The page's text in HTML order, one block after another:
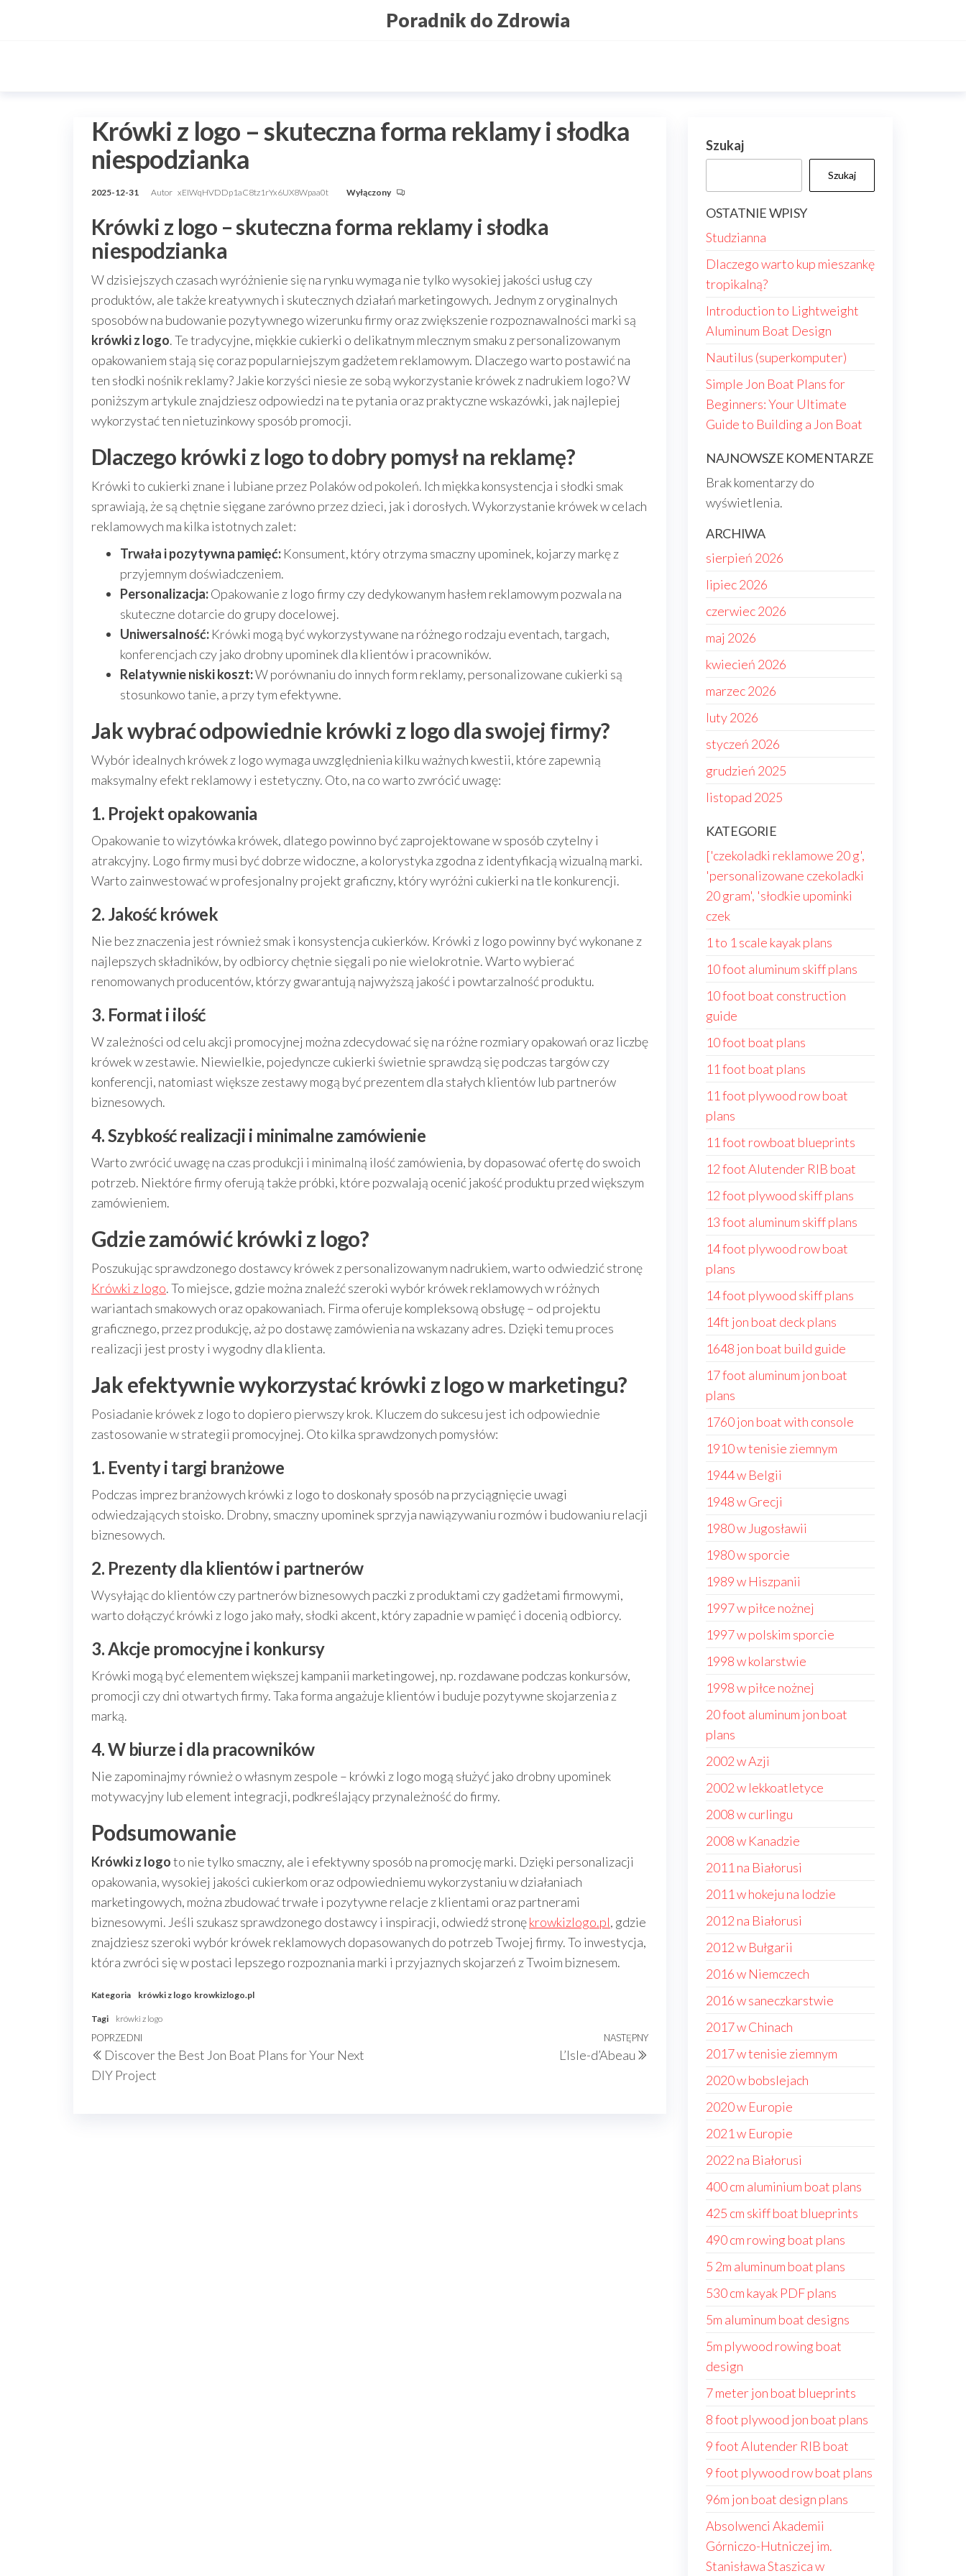
Poradnik do Zdrowia
Krówki z logo – skuteczna forma reklamy i słodka
niespodzianka
2025-12-31 Autor xEIWqHVDDp1aC8tz1rYx6UX8Wpaa0t Wyłączony
Krówki z logo – skuteczna forma reklamy i słodka
niespodzianka
W dzisiejszych czasach wyróżnienie się na rynku wymaga nie tylko wysokiej jakości usług czy
produktów, ale także kreatywnych i skutecznych działań marketingowych. Jednym z oryginalnych
sposobów na budowanie pozytywnego wizerunku firmy oraz zwiększenie rozpoznawalności marki są
krówki z logo. Te tradycyjne, miękkie cukierki o delikatnym mlecznym smaku z personalizowanym
opakowaniem stają się coraz popularniejszym gadżetem reklamowym. Dlaczego warto postawić na
ten słodki nośnik reklamy? Jakie korzyści niesie ze sobą wykorzystanie krówek z nadrukiem logo? W
poniższym artykule znajdziesz odpowiedzi na te pytania oraz praktyczne wskazówki, jak najlepiej
wykorzystać ten nietuzinkowy sposób promocji.
Dlaczego krówki z logo to dobry pomysł na reklamę?
Krówki to cukierki znane i lubiane przez Polaków od pokoleń. Ich miękka konsystencja i słodki smak
sprawiają, że są chętnie sięgane zarówno przez dzieci, jak i dorosłych. Wykorzystanie krówek w celach
reklamowych ma kilka istotnych zalet:
Trwała i pozytywna pamięć: Konsument, który otrzyma smaczny upominek, kojarzy markę z
przyjemnym doświadczeniem.
Personalizacja:Opakowanie z logo firmy czy dedykowanym hasłem reklamowym pozwala na
skuteczne dotarcie do grupy docelowej.
Uniwersalność: Krówki mogą być wykorzystywane na różnego rodzaju eventach, targach,
konferencjach czy jako drobny upominek dla klientów i pracowników.
Relatywnie niski koszt:W porównaniu do innych form reklamy, personalizowane cukierki są
stosunkowo tanie, a przy tym efektywne.
Jak wybrać odpowiednie krówki z logo dla swojej firmy?
Wybór idealnych krówek z logo wymaga uwzględnienia kilku ważnych kwestii, które zapewnią
maksymalny efekt reklamowy i estetyczny. Oto, na co warto zwrócić uwagę:
1. Projekt opakowania
Opakowanie to wizytówka krówek, dlatego powinno być zaprojektowane w sposób czytelny i
atrakcyjny. Logo firmy musi być dobrze widoczne, a kolorystyka zgodna z identyfikacją wizualną marki.
Warto zainwestować w profesjonalny projekt graficzny, który wyróżni cukierki na tle konkurencji.
2. Jakość krówek
Nie bez znaczenia jest również smak i konsystencja cukierków. Krówki z logo powinny być wykonane z
najlepszych składników, by odbiorcy chętnie sięgali po nie wielokrotnie. Warto wybierać
renomowanych producentów, którzy gwarantują najwyższą jakość i powtarzalność produktu.
3. Format i ilość
W zależności od celu akcji promocyjnej można zdecydować się na różne rozmiary opakowań oraz liczbę
krówek w zestawie. Niewielkie, pojedyncze cukierki świetnie sprawdzą się podczas targów czy
konferencji, natomiast większe zestawy mogą być prezentem dla stałych klientów lub partnerów
biznesowych.
4. Szybkość realizacji i minimalne zamówienie
Warto zwrócić uwagę na czas produkcji i minimalną ilość zamówienia, by dopasować ofertę do swoich
potrzeb. Niektóre firmy oferują także próbki, które pozwalają ocenić jakość produktu przed większym
zamówieniem.
Gdzie zamówić krówki z logo?
Poszukując sprawdzonego dostawcy krówek z personalizowanym nadrukiem, warto odwiedzić stronę
Krówki z logo. To miejsce, gdzie można znaleźć szeroki wybór krówek reklamowych w różnych
wariantach smakowych oraz opakowaniach. Firma oferuje kompleksową obsługę – od projektu
graficznego, przez produkcję, aż po dostawę zamówienia na wskazany adres. Dzięki temu proces
realizacji jest prosty i wygodny dla klienta.
Jak efektywnie wykorzystać krówki z logo w marketingu?
Posiadanie krówek z logo to dopiero pierwszy krok. Kluczem do sukcesu jest ich odpowiednie
zastosowanie w strategii promocyjnej. Oto kilka sprawdzonych pomysłów:
1. Eventy i targi branżowe
Podczas imprez branżowych krówki z logo to doskonały sposób na przyciągnięcie uwagi
odwiedzających stoisko. Drobny, smaczny upominek sprzyja nawiązywaniu rozmów i budowaniu relacji
biznesowych.
2. Prezenty dla klientów i partnerów
Wysyłając do klientów czy partnerów biznesowych paczki z produktami czy gadżetami firmowymi,
warto dołączyć krówki z logo jako mały, słodki akcent, który zapadnie w pamięć i docenią odbiorcy.
3. Akcje promocyjne i konkursy
Krówki mogą być elementem większej kampanii marketingowej, np. rozdawane podczas konkursów,
promocji czy dni otwartych firmy. Taka forma angażuje klientów i buduje pozytywne skojarzenia z
marką.
4. W biurze i dla pracowników
Nie zapominajmy również o własnym zespole – krówki z logo mogą służyć jako drobny upominek
motywacyjny lub element integracji, podkreślający przynależność do firmy.
Podsumowanie
Krówki z logoto nie tylko smaczny, ale i efektywny sposób na promocję marki. Dzięki personalizacji
opakowania, wysokiej jakości cukierkom oraz odpowiedniemu wykorzystaniu w działaniach
marketingowych, można zbudować trwałe i pozytywne relacje z klientami oraz partnerami
biznesowymi. Jeśli szukasz sprawdzonego dostawcy i inspiracji, odwiedź stronękrowkizlogo.pl, gdzie
znajdziesz szeroki wybór krówek reklamowych dopasowanych do potrzeb Twojej firmy. To inwestycja,
która zwróci się w postaci lepszego rozpoznania marki i przyjaznych skojarzeń z Twoim biznesem.
Kategoria krówki z logo krowkizlogo.pl
Tagi krówki z logo
Nawigacja
wpisu
Poprzedni
wpis
POPRZEDNI
Discover the Best Jon Boat Plans for Your Next
DIY Project
Następny
NASTĘPNY
L’Isle-d’Abeau
Szukaj
Szukaj
OSTATNIE WPISY
Studzianna
Dlaczego warto kup mieszankę
tropikalną?
Introduction to Lightweight
Aluminum Boat Design
Nautilus (superkomputer)
Simple Jon Boat Plans for
Beginners: Your Ultimate
Guide to Building a Jon Boat
NAJNOWSZE KOMENTARZE
Brak komentarzy do
wyświetlenia.
ARCHIWA
sierpień 2026
lipiec 2026
czerwiec 2026
maj 2026
kwiecień 2026
marzec 2026
luty 2026
styczeń 2026
grudzień 2025
listopad 2025
KATEGORIE
['czekoladki reklamowe 20 g',
'personalizowane czekoladki
20 gram', 'słodkie upominki
czek
1 to 1 scale kayak plans
10 foot aluminum skiff plans
10 foot boat construction
guide
10 foot boat plans
11 foot boat plans
11 foot plywood row boat
plans
11 foot rowboat blueprints
12 foot Alutender RIB boat
12 foot plywood skiff plans
13 foot aluminum skiff plans
14 foot plywood row boat
plans
14 foot plywood skiff plans
14ft jon boat deck plans
1648 jon boat build guide
17 foot aluminum jon boat
plans
1760 jon boat with console
1910 w tenisie ziemnym
1944 w Belgii
1948 w Grecji
1980 w Jugosławii
1980 w sporcie
1989 w Hiszpanii
1997 w piłce nożnej
1997 w polskim sporcie
1998 w kolarstwie
1998 w piłce nożnej
20 foot aluminum jon boat
plans
2002 w Azji
2002 w lekkoatletyce
2008 w curlingu
2008 w Kanadzie
2011 na Białorusi
2011 w hokeju na lodzie
2012 na Białorusi
2012 w Bułgarii
2016 w Niemczech
2016 w saneczkarstwie
2017 w Chinach
2017 w tenisie ziemnym
2020 w bobslejach
2020 w Europie
2021 w Europie
2022 na Białorusi
400 cm aluminium boat plans
425 cm skiff boat blueprints
490 cm rowing boat plans
5 2m aluminum boat plans
530 cm kayak PDF plans
5m aluminum boat designs
5m plywood rowing boat
design
7 meter jon boat blueprints
8 foot plywood jon boat plans
9 foot Alutender RIB boat
9 foot plywood row boat plans
96m jon boat design plans
Absolwenci Akademii
Górniczo-Hutniczej im.
Stanisława Staszica w